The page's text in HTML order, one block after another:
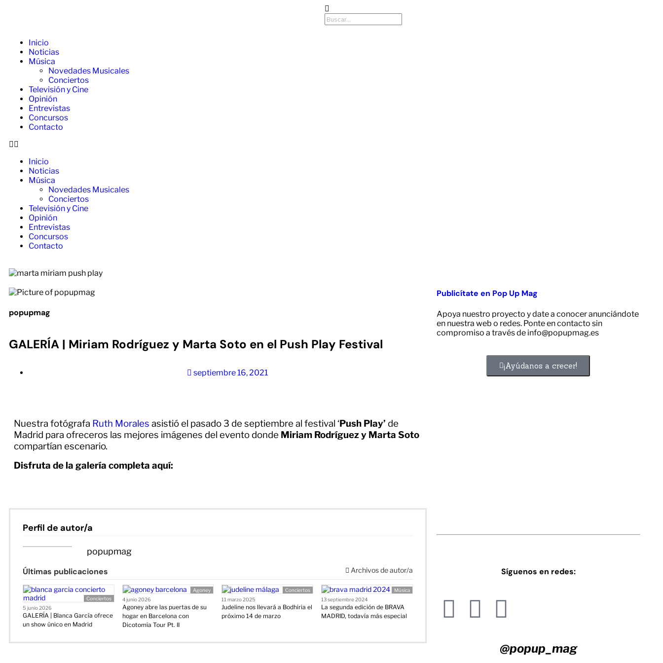
Inicio
Noticias
Música
Novedades Musicales
Conciertos
Televisión y Cine
Opinión
Entrevistas
Concursos
Contacto
Inicio
Noticias
Música
Novedades Musicales
Conciertos
Televisión y Cine
Opinión
Entrevistas
Concursos
Contacto
popupmag
GALERÍA | Miriam Rodríguez y Marta Soto en el Push Play Festival
septiembre 16, 2021
Nuestra fotógrafa Ruth Morales asistió el pasado 3 de septiembre al festival ‘Push Play’ de
Madrid para ofreceros las mejores imágenes del evento donde Miriam Rodríguez y Marta Soto
compartían escenario.
Disfruta de la galería completa aquí:
Perfil de autor/a
popupmag
Últimas publicaciones
Archivos de autor/a
Conciertos
5 junio 2026
GALERÍA | Blanca García ofrece
un show único en Madrid
Agoney
4 junio 2026
Agoney abre las puertas de su
hogar en Barcelona con
Dicotomía Tour Pt. II
Conciertos
11 marzo 2025
Judeline nos llevará a Bodhiria el
próximo 14 de marzo
Música
13 septiembre 2024
La segunda edición de BRAVA
MADRID, todavía más especial
Publicítate en Pop Up Mag
Apoya nuestro proyecto y date a conocer anunciándote
en nuestra web o redes. Ponte en contacto sin
compromiso a través de info@popupmag.es
¡Ayúdanos a crecer!
Síguenos en redes:
@popup_mag